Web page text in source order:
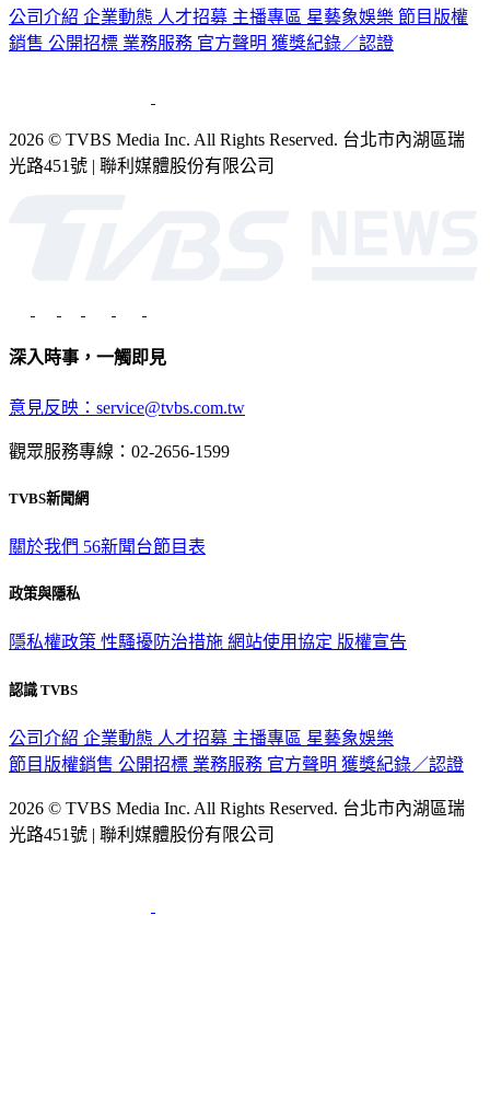
公司介紹 企業動態 人才招募 主播專區 星藝象娛樂 節目版權
銷售 公開招標 業務服務 官方聲明 獲獎紀錄／認證
2026 © TVBS Media Inc. All Rights Reserved. 台北市內湖區瑞
光路451號 | 聯利媒體股份有限公司
深入時事，一觸即見
意見反映：service@tvbs.com.tw
觀眾服務專線：02-2656-1599
TVBS新聞網
關於我們 56新聞台節目表
政策與隱私
隱私權政策 性騷擾防治措施 網站使用協定 版權宣告
認識 TVBS
公司介紹 企業動態 人才招募 主播專區 星藝象娛樂
節目版權銷售 公開招標 業務服務 官方聲明 獲獎紀錄／認證
2026 © TVBS Media Inc. All Rights Reserved. 台北市內湖區瑞
光路451號 | 聯利媒體股份有限公司